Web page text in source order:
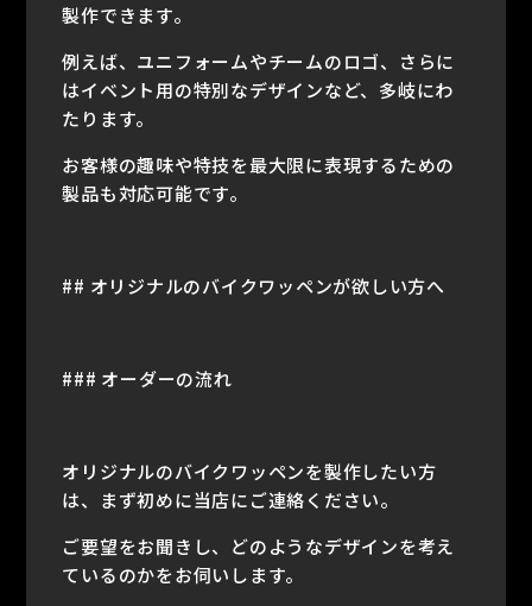
製作できます。
例えば、ユニフォームやチームのロゴ、さらに
はイベント用の特別なデザインなど、多岐にわ
たります。
お客様の趣味や特技を最大限に表現するための
製品も対応可能です。
## オリジナルのバイクワッペンが欲しい方へ
### オーダーの流れ
オリジナルのバイクワッペンを製作したい方
は、まず初めに当店にご連絡ください。
ご要望をお聞きし、どのようなデザインを考え
ているのかをお伺いします。